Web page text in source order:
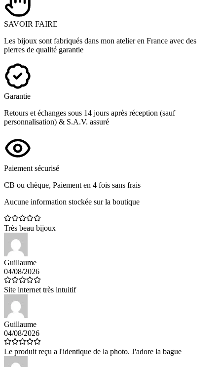
SAVOIR FAIRE
Les bijoux sont fabriqués dans mon atelier en France avec des
pierres de qualité garantie
Garantie
Retours et échanges sous 14 jours après réception (sauf
personnalisation) & S.A.V. assuré
Paiement sécurisé
CB ou chèque, Paiement en 4 fois sans frais
Aucune information stockée sur la boutique
Très beau bijoux
Guillaume
04/08/2026
Site internet très intuitif
Guillaume
04/08/2026
Le produit reçu a l'identique de la photo. J'adore la bague